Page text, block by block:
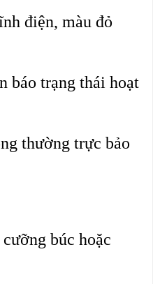
điện, màu đỏ
báo trạng thái hoạt
thường trực bảo
búc hoặc